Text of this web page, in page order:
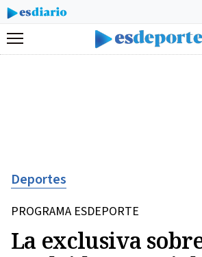
Menú
Deportes
PROGRAMA ESDEPORTE
La exclusiva